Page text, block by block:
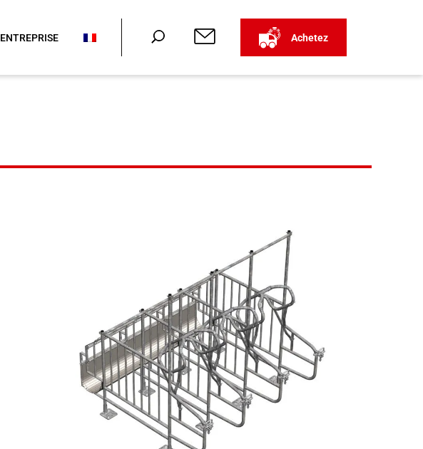
ENTREPRISE Achetez